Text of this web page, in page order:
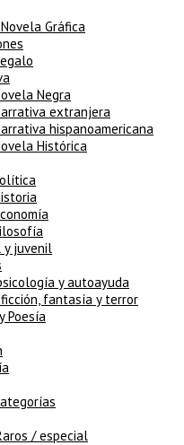
Gráfica
Negra
extranjera
hispanoamericana
Histórica
juvenil
y autoayuda
ficción, fantasía y terror
Poesía
/ especial